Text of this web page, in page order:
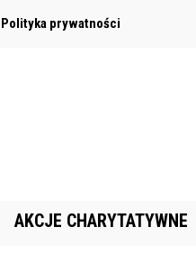
Polityka prywatności
AKCJE CHARYTATYWNE